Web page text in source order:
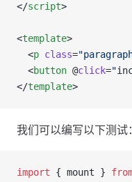
</script>
<template>
  <
p class=
  <
button @click="
</template>
我们可以编写以下测试：
import { mount }